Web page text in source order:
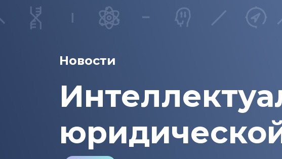
Новости